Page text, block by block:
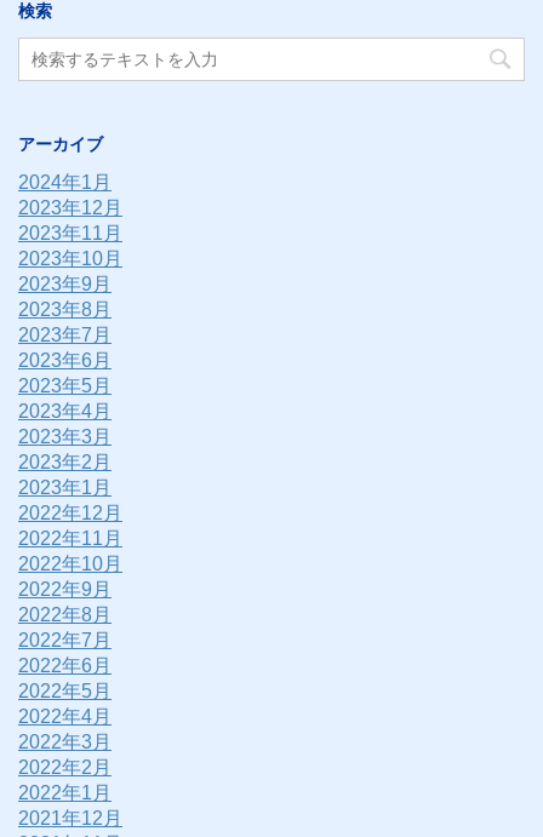
検索
アーカイブ
2024年1月
2023年12月
2023年11月
2023年10月
2023年9月
2023年8月
2023年7月
2023年6月
2023年5月
2023年4月
2023年3月
2023年2月
2023年1月
2022年12月
2022年11月
2022年10月
2022年9月
2022年8月
2022年7月
2022年6月
2022年5月
2022年4月
2022年3月
2022年2月
2022年1月
2021年12月